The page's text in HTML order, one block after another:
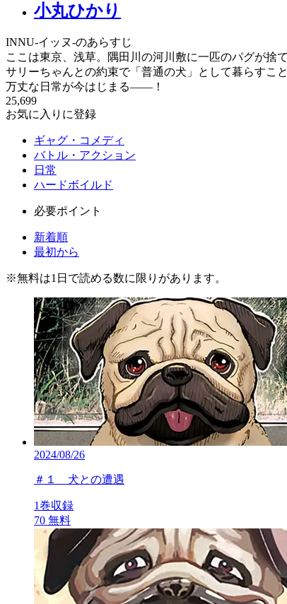
小丸ひかり
INNU-イッヌ-のあらすじ
ここは東京、浅草。隅田川の河川敷に一匹のパグが
サリーちゃんとの約束で「普通の犬」として暮らす
万丈な日常が今はじまる――！
25,699
お気に入りに登録
ギャグ・コメディ
バトル・アクション
日常
ハードボイルド
必要ポイント
新着順
最初から
※無料は1日で読める数に限りがあります。
2024/08/26
＃１ 犬との遭遇
1巻収録
70 無料